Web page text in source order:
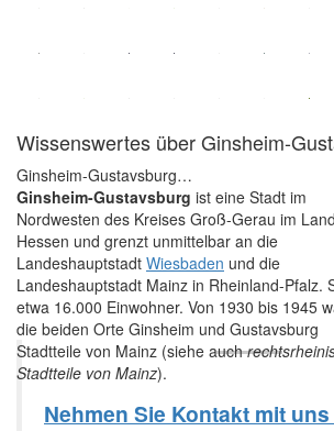
Wissenswertes über Ginsheim-
Ginsheim-Gustavsburg…
Ginsheim-Gustavsburg ist eine Stadt im
Nordwesten des Kreises Groß-Gerau im Land
Hessen und grenzt unmittelbar an die
Landeshauptstadt Wiesbaden und die
Landeshauptstadt Mainz in Rheinland-Pfalz.
etwa 16.000 Einwohner. Von 1930 bis 1945
die beiden Orte Ginsheim und Gustavsburg
Stadtteile von Mainz (siehe auch
Stadtteile von Mainz).
Nehmen Sie Kontakt mit